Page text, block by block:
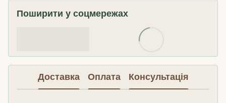
Поширити у соцмережах
Доставка Оплата Консультація